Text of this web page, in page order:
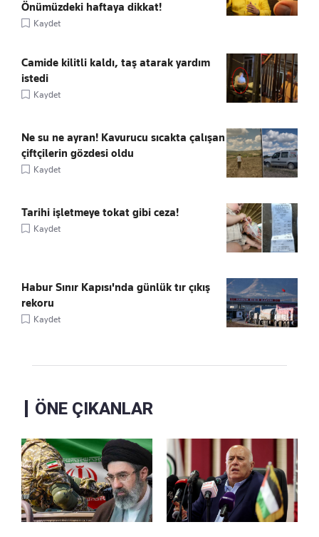
Önümüzdeki haftaya dikkat!
Kaydet
Camide kilitli kaldı, taş atarak yardım
istedi
Kaydet
Ne su ne ayran! Kavurucu sıcakta çalışan
çiftçilerin gözdesi oldu
Kaydet
Tarihi işletmeye tokat gibi ceza!
Kaydet
Habur Sınır Kapısı'nda günlük tır çıkış
rekoru
Kaydet
ÖNE ÇIKANLAR